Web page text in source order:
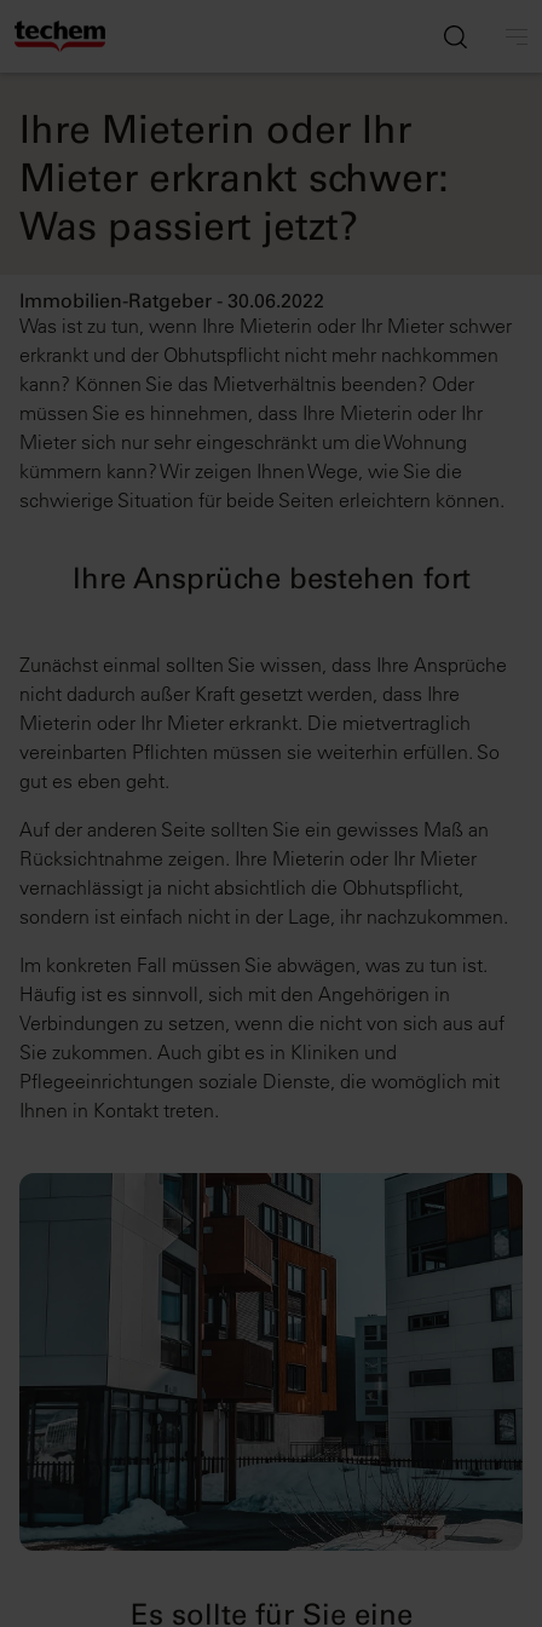
Ihre Mieterin oder Ihr
Mieter erkrankt schwer:
Was passiert jetzt?
Immobilien-Ratgeber - 30.06.2022
Was ist zu tun, wenn Ihre Mieterin oder Ihr Mieter schwer
erkrankt und der Obhutspflicht nicht mehr nachkommen
kann? Können Sie das Mietverhältnis beenden? Oder
müssen Sie es hinnehmen, dass Ihre Mieterin oder Ihr
Mieter sich nur sehr eingeschränkt um die Wohnung
kümmern kann? Wir zeigen Ihnen Wege, wie Sie die
schwierige Situation für beide Seiten erleichtern können.
Ihre Ansprüche bestehen fort
Zunächst einmal sollten Sie wissen, dass Ihre Ansprüche
nicht dadurch außer Kraft gesetzt werden, dass Ihre
Mieterin oder Ihr Mieter erkrankt. Die mietvertraglich
vereinbarten Pflichten müssen sie weiterhin erfüllen. So
gut es eben geht.
Auf der anderen Seite sollten Sie ein gewisses Maß an
Rücksichtnahme zeigen. Ihre Mieterin oder Ihr Mieter
vernachlässigt ja nicht absichtlich die Obhutspflicht,
sondern ist einfach nicht in der Lage, ihr nachzukommen.
Im konkreten Fall müssen Sie abwägen, was zu tun ist.
Häufig ist es sinnvoll, sich mit den Angehörigen in
Verbindungen zu setzen, wenn die nicht von sich aus auf
Sie zukommen. Auch gibt es in Kliniken und
Pflegeeinrichtungen soziale Dienste, die womöglich mit
Ihnen in Kontakt treten.
Es sollte für Sie eine